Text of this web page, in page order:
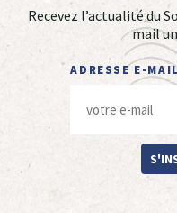
Recevez l’actualité du
mail
ADRESSE E-